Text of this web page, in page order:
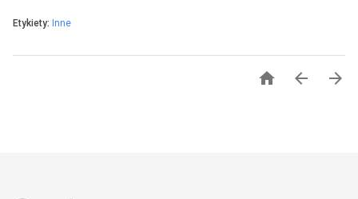
Etykiety: Inne
  